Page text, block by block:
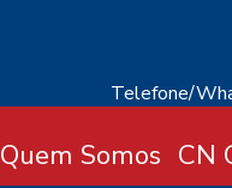
Telefone/
Quem Somos CN